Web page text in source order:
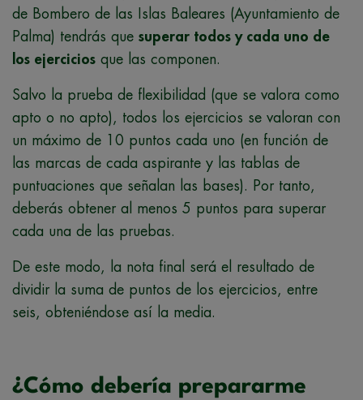
de Bombero de las Islas Baleares (Ayuntamiento de
Palma) tendrás que superar todos y cada uno de
los ejercicios que las componen.
Salvo la prueba de flexibilidad (que se valora como
apto o no apto), todos los ejercicios se valoran con
un máximo de 10 puntos cada uno (en función de
las marcas de cada aspirante y las tablas de
puntuaciones que señalan las bases). Por tanto,
deberás obtener al menos 5 puntos para superar
cada una de las pruebas.
De este modo, la nota final será el resultado de
dividir la suma de puntos de los ejercicios, entre
seis, obteniéndose así la media.
¿Cómo debería prepararme